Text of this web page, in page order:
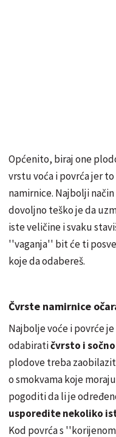
Općenito, biraj one
vrstu voća i povrća jer
namirnice. Najbolji
dovoljno teško je da
iste veličine i svaku
''vaganja'' bit će ti
koje da odabereš.
Čvrste namirnice
Najbolje voće i povrće je
odabiratičvrsto i sočno
plodove treba
o smokvama koje
pogoditi da li je
usporedite nekoliko
Kod povrća s